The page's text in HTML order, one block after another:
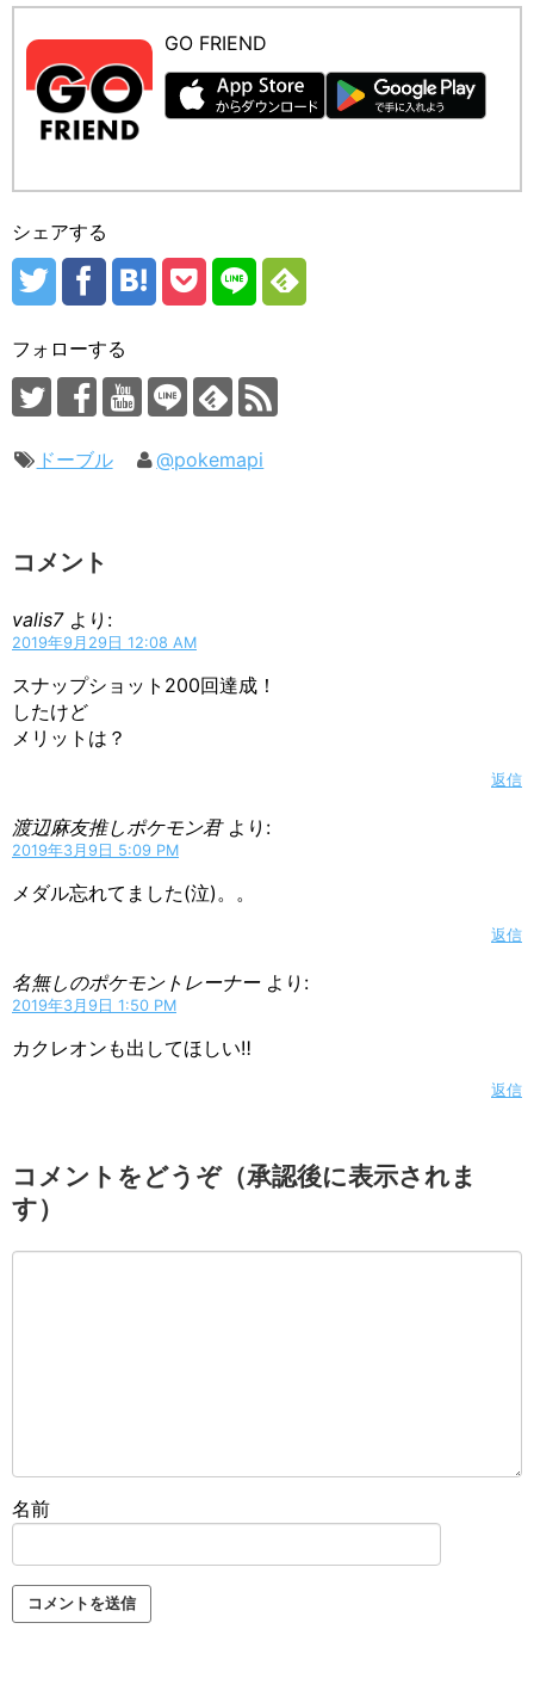
GO FRIEND
シェアする
フォローする
ドーブル @pokemapi
コメント
valis7 より:
2019年9月29日 12:08 AM
スナップショット200回達成！
したけど
メリットは？
返信
渡辺麻友推しポケモン君 より:
2019年3月9日 5:09 PM
メダル忘れてました(泣)。。
返信
名無しのポケモントレーナー より:
2019年3月9日 1:50 PM
カクレオンも出してほしい‼️
返信
コメントをどうぞ（承認後に表示されま
す）
名前